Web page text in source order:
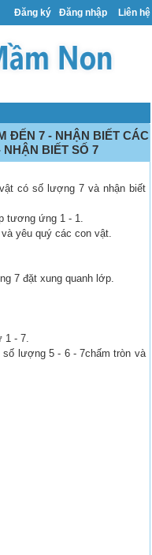
Đăng ký Đăng nhập Liên hệ
ĐẾN 7 - NHẬN BIẾT CÁC
BIẾT SỐ 7
có số lượng 7 và nhận biết
tương ứng 1 - 1.
yêu quý các con vật.
7 đặt xung quanh lớp.
1 - 7.
lượng 5 - 6 - 7chấm tròn và